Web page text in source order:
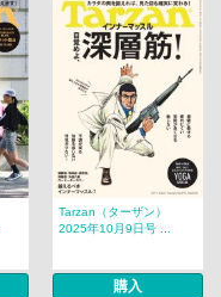
Tarzan（ターザン）
2025年10月9日号 ...
購入